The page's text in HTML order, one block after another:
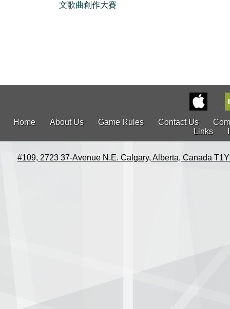
文歌曲創作大賽
Home About Us Game Rules Contact Us
Links
#109, 2723 37-Avenue N.E. Calgary, Alberta, Canada